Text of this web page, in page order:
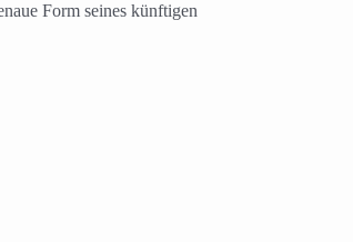
Form seines künftigen